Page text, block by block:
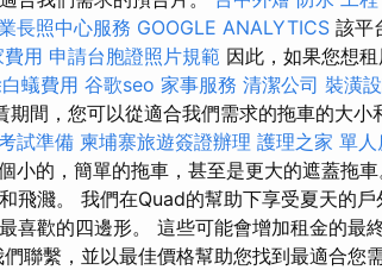
長照中心服務 GOOGLE ANALYTICS 該平
用 申請台胞證照片規範 因此，如果您想
蟻費用 谷歌seo 家事服務 清潔公司 裝潢
期間，您可以從適合我們需求的拖車的大小
試準備 柬埔寨旅遊簽證辦理 護理之家 單人
小的，簡單的拖車，甚至是更大的遮蓋拖
飛濺。 我們在Quad的幫助下享受夏天的
喜歡的四邊形。 這些可能會增加租金的最
聯繫，並以最佳價格幫助您找到最適合您